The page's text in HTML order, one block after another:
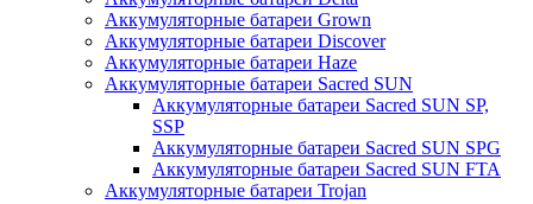
Аккумуляторные батареи Grown
Аккумуляторные батареи Discover
Аккумуляторные батареи Haze
Аккумуляторные батареи Sacred SUN
Аккумуляторные батареи Sacred SUN SP,
SSP
Аккумуляторные батареи Sacred SUN SPG
Аккумуляторные батареи Sacred SUN FTA
Аккумуляторные батареи Trojan